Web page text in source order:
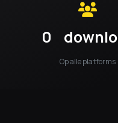
0
Op alle platforms